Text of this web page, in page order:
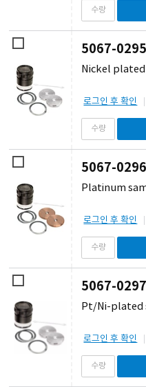
5067-0295
Nickel
로그인 후 확인
5067-0296
Platinum
로그인 후 확인
5067-0297
Pt/Ni-plated
로그인 후 확인